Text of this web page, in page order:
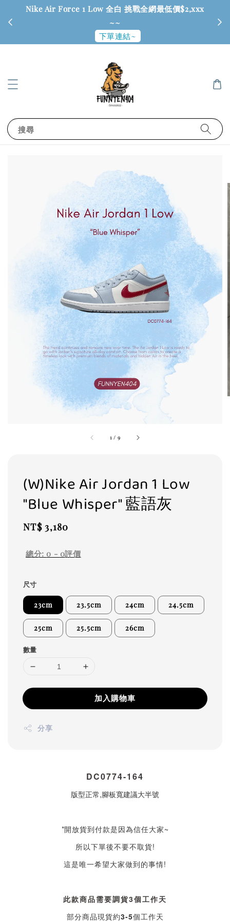
Nike Air Force 1 Low 全白 挑戰全網最低價$2,xxx
~~
下單連結~
搜尋
1 / 9
(W)Nike Air Jordan 1 Low
"Blue Whisper" 藍語灰
Regular
NT$ 3,180
總分: 0 - 0評價
尺寸
23cm 23.5cm 24cm 24.5cm
25cm 25.5cm 26cm
數量
加入購物車
分享
DC0774-164
版型正常,腳板寬建議大半號
*開放貨到付款是因為信任大家~
所以下單後不要不取貨!
這是唯一希望大家做到的事情!
此款商品需要調貨3個工作天
部分商品現貨約3-5個工作天